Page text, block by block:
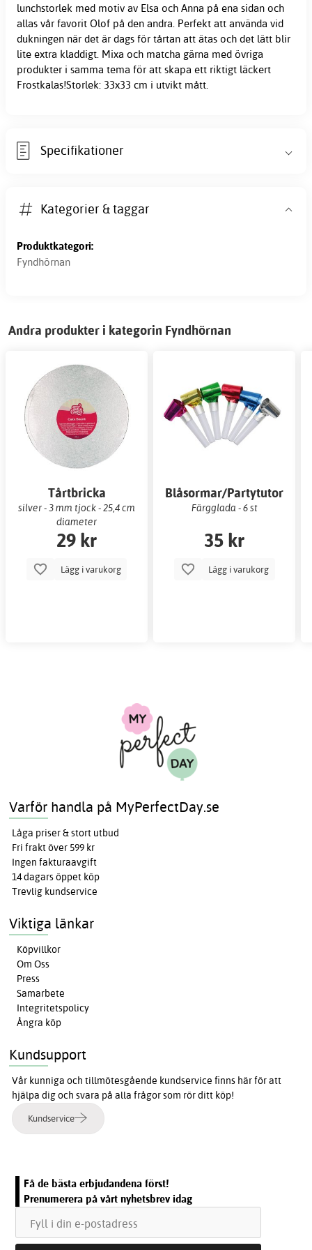
lunchstorlek med motiv av Elsa och Anna på ena sidan och
allas vår favorit Olof på den andra. Perfekt att använda vid
dukningen när det är dags för tårtan att ätas och det lätt blir
lite extra kladdigt. Mixa och matcha gärna med övriga
produkter i samma tema för att skapa ett riktigt läckert
Frostkalas!Storlek: 33x33 cm i utvikt mått.
Specifikationer
Kategorier & taggar
Produktkategori:
Fyndhörnan
Andra produkter i kategorin Fyndhörnan
Tårtbricka
silver - 3 mm tjock - 25,4 cm
diameter
29 kr
Lägg i varukorg
Blåsormar/Partytutor
Färgglada - 6 st
35 kr
Lägg i varukorg
Varför handla på MyPerfectDay.se
Låga priser & stort utbud
Fri frakt över 599 kr
Ingen fakturaavgift
14 dagars öppet köp
Trevlig kundservice
Viktiga länkar
Köpvillkor
Om Oss
Press
Samarbete
Integritetspolicy
Ångra köp
Kundsupport
Vår kunniga och tillmötesgående kundservice finns här för att
hjälpa dig och svara på alla frågor som rör ditt köp!
Kundservice
Få de bästa erbjudandena först!
Prenumerera på vårt nyhetsbrev idag